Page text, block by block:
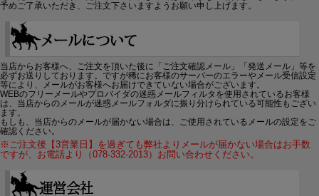
予めご了承いただき、ご注文下さいますようお願い申し上げます。
当店からお客様へ、ご注文を頂いた後に「ご注文確認メール」「発送メール」等を
必ずお送りしております。ですが稀にお客様のサーバーのエラーやメール受信設定
等により、メールがお客様へお届けできていない場合がございます。
WEBのフリーメールやプロバイダの迷惑メールフィルタを使用されているお客様
は、当店からのメールが迷惑メールフォルダに振り分けられている可能性もござい
ます。
もしも、当店からのメールが届かない場合は、ご使用されているメールの設定をご
確認ください。
※ご注文後【3営業日】を過ぎても弊社よりメールが届かない場合はお手数
ですが、お電話より（078-332-2013）お問い合わせください。